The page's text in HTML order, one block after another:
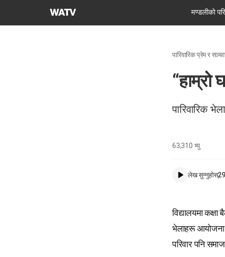
परमेश्वरको
मण्डलीको
पारिवारिक प्रेम र
“हाम्रो
पारिवारिक
63,310 भ्यु
लेख सुन्नुहोस्
विद्यालयमा
भेलाहरू आयोजना
परिवार पनि